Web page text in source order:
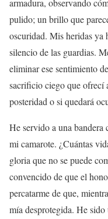
armadura, observando
pulido; un brillo que
oscuridad. Mis heridas ya
silencio de las guardias.
eliminar ese sentimiento
sacrificio ciego que ofrecí
posteridad o si quedará
He servido a una bandera
mi camarote. ¿Cuántas
gloria que no se puede
convencido de que el
percatarme de que,
mía desprotegida. He